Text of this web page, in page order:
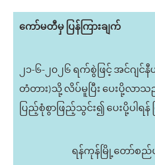
ကော်မတီမှ ပြန်ကြားချက်
၂၁-၆-၂၀၂၆ ရက်စွဲဖြင့် အင်ဂျင်
တံတား)သို့ လိပ်မူပြီး ပေးပို့လာ
ပြည့်စုံစွာဖြည့်သွင်း၍ ပေးပို့ပါရန်
ရန်ကုန်မြို့တော်စည်